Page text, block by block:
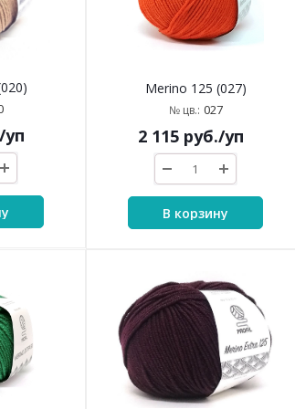
/уп
Merino 125 (027)
№ цв.: 027
2 115 руб./уп
В корзину